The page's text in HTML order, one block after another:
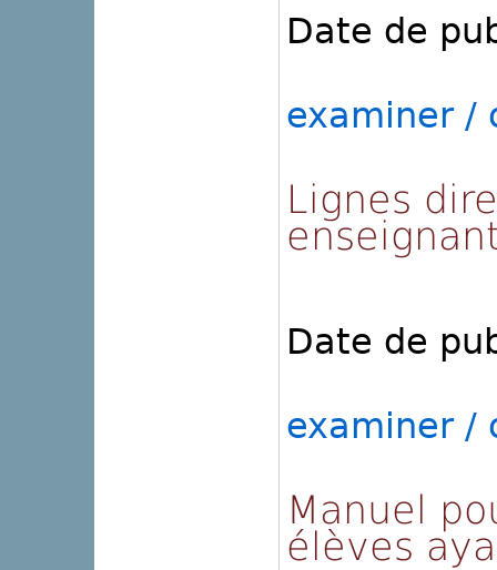
Date de
examiner /
Lignes
Date de
examiner /
Manuel
élèves